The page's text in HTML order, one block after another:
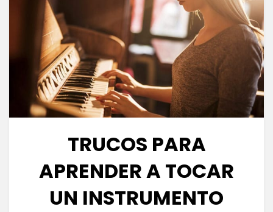
TRUCOS PARA
APRENDER A TOCAR
UN INSTRUMENTO